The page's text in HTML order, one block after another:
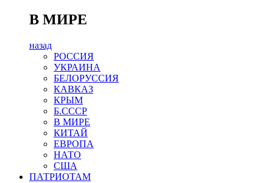
В МИРЕ
назад
РОСCИЯ
УКРАИНА
БЕЛОРУССИЯ
КАВКАЗ
КРЫМ
Б.СССР
В МИРЕ
КИТАЙ
ЕВРОПА
НАТО
США
ПАТРИОТАМ